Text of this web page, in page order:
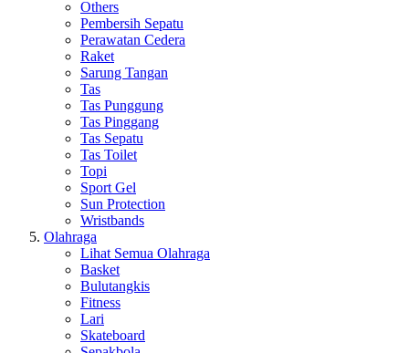
Others
Pembersih Sepatu
Perawatan Cedera
Raket
Sarung Tangan
Tas
Tas Punggung
Tas Pinggang
Tas Sepatu
Tas Toilet
Topi
Sport Gel
Sun Protection
Wristbands
Olahraga
Lihat Semua Olahraga
Basket
Bulutangkis
Fitness
Lari
Skateboard